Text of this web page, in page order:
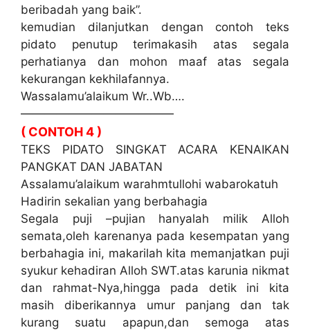
beribadah yang baik”.
kemudian dilanjutkan dengan contoh teks
pidato penutup terimakasih atas segala
perhatianya dan mohon maaf atas segala
kekurangan kekhilafannya.
Wassalamu’alaikum Wr..Wb….
—————————————
( CONTOH 4 )
TEKS PIDATO SINGKAT ACARA KENAIKAN
PANGKAT DAN JABATAN
Assalamu’alaikum warahmtullohi wabarokatuh
Hadirin sekalian yang berbahagia
Segala puji –pujian hanyalah milik Alloh
semata,oleh karenanya pada kesempatan yang
berbahagia ini, makarilah kita memanjatkan puji
syukur kehadiran Alloh SWT.atas karunia nikmat
dan rahmat-Nya,hingga pada detik ini kita
masih diberikannya umur panjang dan tak
kurang suatu apapun,dan semoga atas